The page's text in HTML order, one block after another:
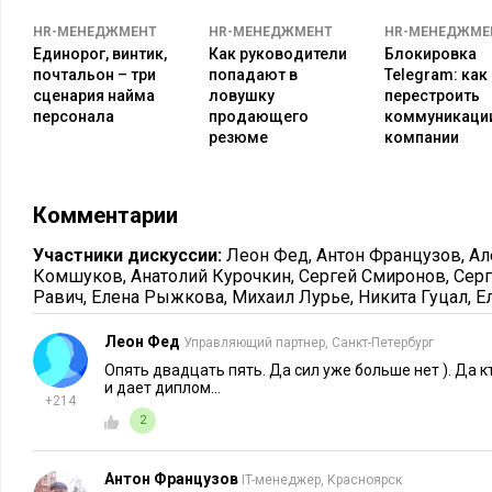
Мы также заметили, что у активных работников
привязанность к компании, которая служит своего рода
кадров. Таким образом все инвестиции, которые компания
мероприятия, являются уникальным конкурентным
Молодые специалисты при выборе будущего места работы,
возможность заниматься любимым видом спорта в новой
недавно проведенному опросу сервиса по поиску работы
Всероссийским физкультурно-спортивным обществом
соискателей положительно отмечают поддержку
при поиске работы.
7. Продвижение социально-значимых
HR-МЕНЕДЖМЕНТ
Единорог, винтик,
почтальон – три
сценария найма
персонала
HR-МЕНЕДЖМЕНТ
Как руководители
попадают в
ловушку
продающего
резюме
HR-
Блокировка
Telegram: как
перестроить
компании
Комментарии
Участники дискуссии: Леон Фед, Антон Французов,
Комшуков, Анатолий Курочкин, Сергей Смиронов,
Равич, Елена Рыжкова, Михаил Лурье, Никита Гуцал,
+214
Леон Фед Управляющий партнер, Санкт-Петербург
Опять двадцать пять. Да сил уже больше нет ). Да
и дает диплом...
2
Антон Французов IT-менеджер, Красноярск